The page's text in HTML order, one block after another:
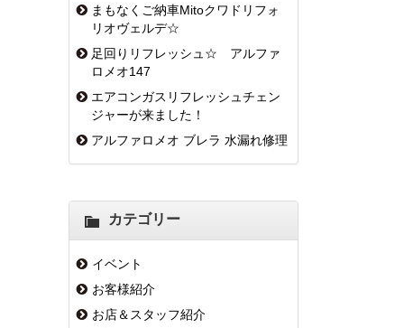
まもなくご納車Mitoクワドリフォ
リオヴェルデ☆
足回りリフレッシュ☆ アルファ
ロメオ147
エアコンガスリフレッシュチェン
ジャーが来ました！
アルファロメオ ブレラ 水漏れ修理
カテゴリー
イベント
お客様紹介
お店＆スタッフ紹介